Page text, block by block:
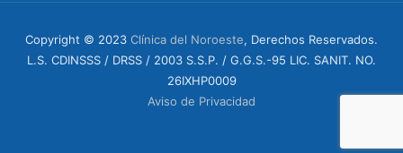
Copyright © 2023 Clínica del Noroeste, Derechos Reservados.
L.S. CDINSSS / DRSS / 2003 S.S.P. / G.G.S.-95 LIC. SANIT. NO.
26IXHP0009
Aviso de Privacidad